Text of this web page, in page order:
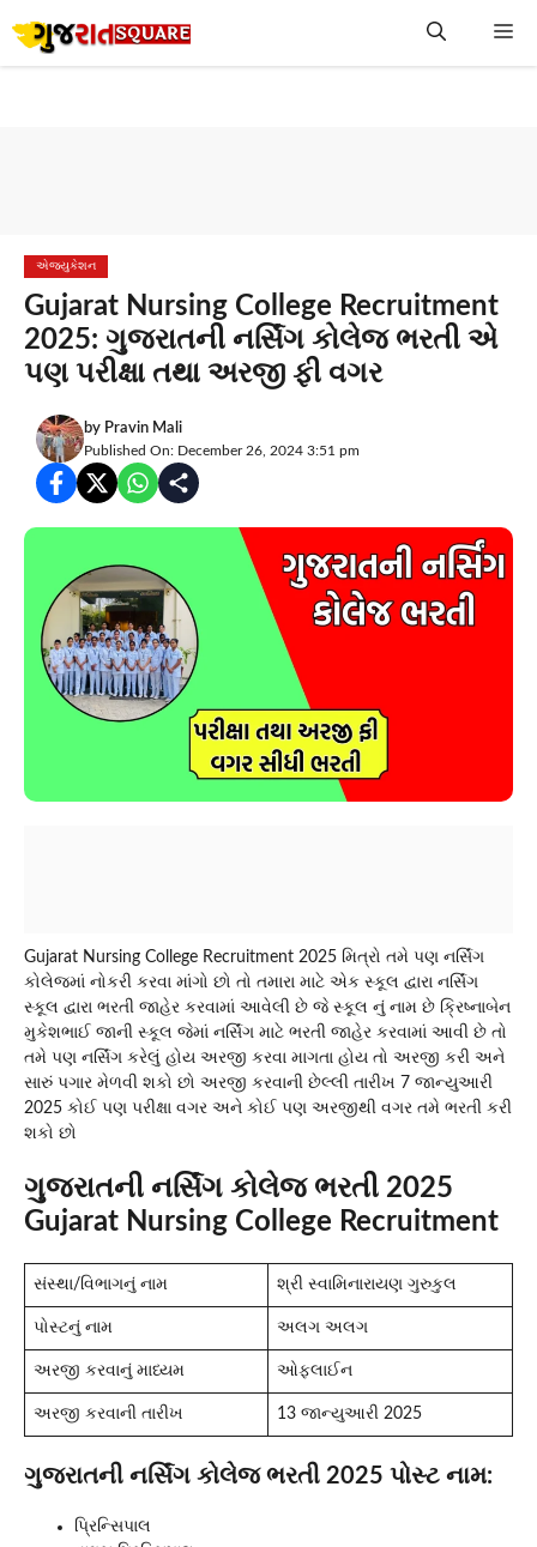
to
એજ્યુકેશન
Gujarat Nursing College Recruitment
2025: ગુજરાતની નર્સિંગ કોલેજ ભરતી એ
પણ પરીક્ષા તથા અરજી ફી વગર
by Pravin Mali
Published On: December 26, 2024 3:51 pm
Gujarat Nursing College Recruitment 2025 મિત્રો તમે પણ નર્સિંગ
કોલેજમાં નોકરી કરવા માંગો છો તો તમારા માટે એક સ્કૂલ દ્વારા નર્સિંગ
સ્કૂલ દ્વારા ભરતી જાહેર કરવામાં આવેલી છે જે સ્કૂલ નું નામ છે ક્રિષ્નાબેન
મુકેશભાઈ જાની સ્કૂલ જેમાં નર્સિંગ માટે ભરતી જાહેર કરવામાં આવી છે તો
તમે પણ નર્સિંગ કરેલું હોય અરજી કરવા માગતા હોય તો અરજી કરી અને
સારું પગાર મેળવી શકો છો અરજી કરવાની છેલ્લી તારીખ 7 જાન્યુઆરી
2025 કોઈ પણ પરીક્ષા વગર અને કોઈ પણ અરજીથી વગર તમે ભરતી કરી
શકો છો
ગુજરાતની નર્સિંગ કોલેજ ભરતી 2025
Gujarat Nursing College Recruitment
સંસ્થા/વિભાગનું નામ શ્રી સ્વામિનારાયણ ગુરુકુલ
પોસ્ટનું નામ અલગ અલગ
અરજી કરવાનું માધ્યમ ઓફલાઈન
અરજી કરવાની તારીખ 13 જાન્યુઆરી 2025
ગુજરાતની નર્સિંગ કોલેજ ભરતી 2025 પોસ્ટ નામ:
પ્રિન્સિપાલ